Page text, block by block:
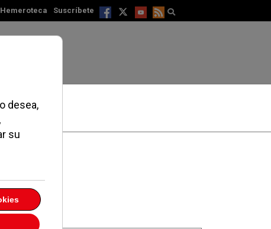
Hemeroteca Suscríbete